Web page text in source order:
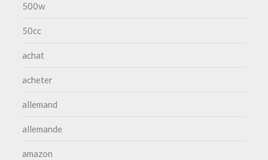
500w
50cc
achat
acheter
allemand
allemande
amazon